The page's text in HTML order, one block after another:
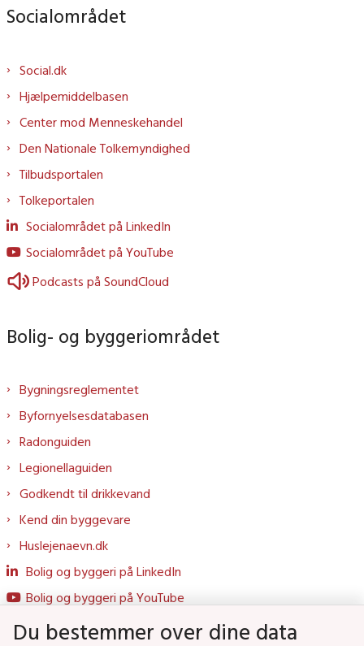
Socialområdet
Social.dk
Hjælpemiddelbasen
Center mod Menneskehandel
Den Nationale Tolkemyndighed
Tilbudsportalen
Tolkeportalen
Socialområdet på LinkedIn
Socialområdet på YouTube
Podcasts på SoundCloud
Bolig- og byggeriområdet
Bygningsreglementet
Byfornyelsesdatabasen
Radonguiden
Legionellaguiden
Godkendt til drikkevand
Kend din byggevare
Huslejenaevn.dk
Bolig og byggeri på LinkedIn
Bolig og byggeri på YouTube
Du bestemmer over dine data